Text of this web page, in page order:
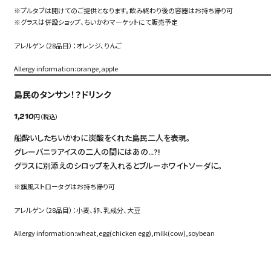
※プルタブは開けてのご提供となります。飲み終わり後の容器はお持ち帰り可
※グラスは併設ショップ、ちいかわマーケットにて販売予定
アレルゲン（28品目）：オレンジ、りんご
Allergy information:orange,apple
島民のタンサン！？ドリンク
1,210円（税込）
船酔いしたちいかわに炭酸をくれた島民二人を表現。
グレーバニラアイスの二人の間にはあの...?!
グラスに別添えのシロップを入れるとブルーホワイトソーダに。
※旗風ストロータグはお持ち帰り可
アレルゲン（28品目）：小麦、卵、乳成分、大豆
Allergy information:wheat,egg(chicken egg),milk(cow),soybean